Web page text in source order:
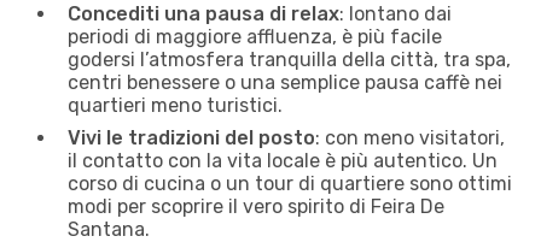
Concediti una pausa di relax: lontano dai
periodi di maggiore affluenza, è più facile
godersi l’atmosfera tranquilla della città, tra spa,
centri benessere o una semplice pausa caffè nei
quartieri meno turistici.
Vivi le tradizioni del posto: con meno visitatori,
il contatto con la vita locale è più autentico. Un
corso di cucina o un tour di quartiere sono ottimi
modi per scoprire il vero spirito di Feira De
Santana.